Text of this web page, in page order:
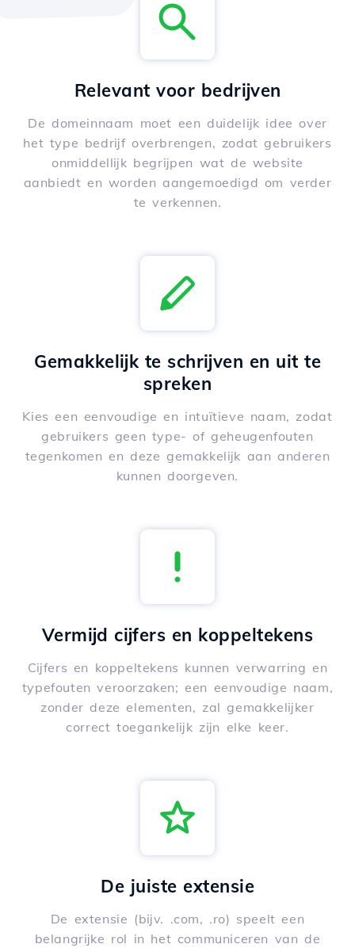
Relevant voor bedrijven
De domeinnaam moet een duidelijk idee over
het type bedrijf overbrengen, zodat gebruikers
onmiddellijk begrijpen wat de website
aanbiedt en worden aangemoedigd om verder
te verkennen.
Gemakkelijk te schrijven en uit te
spreken
Kies een eenvoudige en intuïtieve naam, zodat
gebruikers geen type- of geheugenfouten
tegenkomen en deze gemakkelijk aan anderen
kunnen doorgeven.
Vermijd cijfers en koppeltekens
Cijfers en koppeltekens kunnen verwarring en
typefouten veroorzaken; een eenvoudige naam,
zonder deze elementen, zal gemakkelijker
correct toegankelijk zijn elke keer.
De juiste extensie
De extensie (bijv. .com, .ro) speelt een
belangrijke rol in het communiceren van de